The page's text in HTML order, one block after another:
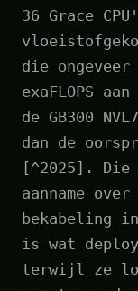
36 Grace
die
exaFLOPS
de GB300
dan de
[^2025]. Die
aanname
bekabeling
is wat
terwijl ze